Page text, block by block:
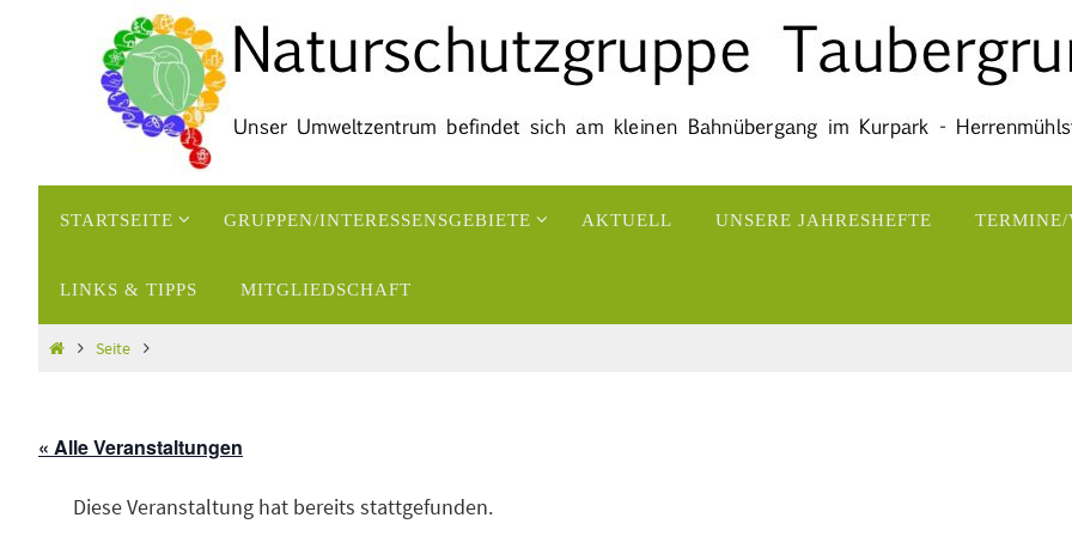
InhaltSTARTSEITE GRUPPEN/INTERESSENSGEBIETE AKTUELL UNSERE JAHRESHEFTE
LINKS & TIPPS MITGLIEDSCHAFT
StartSeite
« Alle Veranstaltungen
Diese Veranstaltung hat bereits stattgefunden.